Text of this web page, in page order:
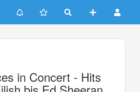
in Concert - Hits